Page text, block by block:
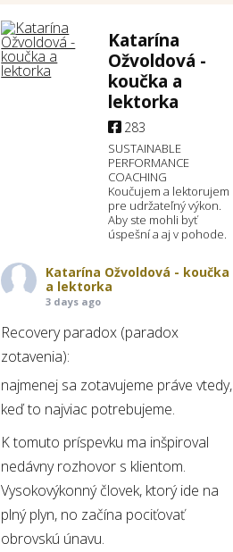
Katarína
Ožvoldová -
koučka a
lektorka
283
SUSTAINABLE
PERFORMANCE
COACHING
Koučujem a lektorujem
pre udržateľný výkon.
Aby ste mohli byť
úspešní a aj v pohode.
Katarína Ožvoldová - koučka
a lektorka
3 days ago
Recovery paradox (paradox
zotavenia):
najmenej sa zotavujeme práve vtedy,
keď to najviac potrebujeme.
K tomuto príspevku ma inšpiroval
nedávny rozhovor s klientom.
Vysokovýkonný človek, ktorý ide na
plný plyn, no začína pociťovať
obrovskú únavu.